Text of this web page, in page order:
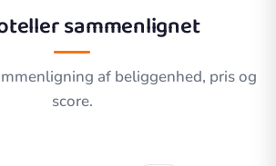
sammenlignet
af beliggenhed, pris og
score.